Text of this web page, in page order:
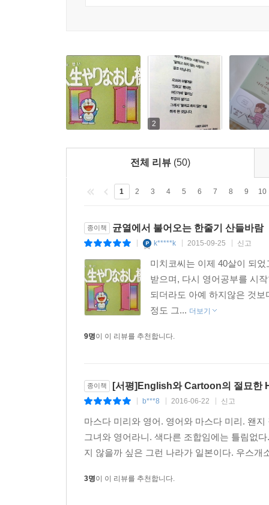
2
전체 리뷰 (50)
1 2 3 4 5 6 7 8 9 10
종이책 균열에서 불어오는 한줄기 산들바람
k*****k 2015-09-25 신고
미치코씨는 이제 40살이 되
받으며, 다시 영어공부를 시
되더라도 아예 하지않은 것
정도 그... 더보기
9명이 이 리뷰를 추천합니다.
종이책 [서평]English와 Cartoon의 절묘한
b***8 2016-06-22 신고
마스다 미리와 영어. 영어와 마스다 미리. 왠
그녀와 영어라니. 색다른 조합임에는 틀림없
지 않을까 싶은 그런 나라가 일본이다. 우스
3명이 이 리뷰를 추천합니다.